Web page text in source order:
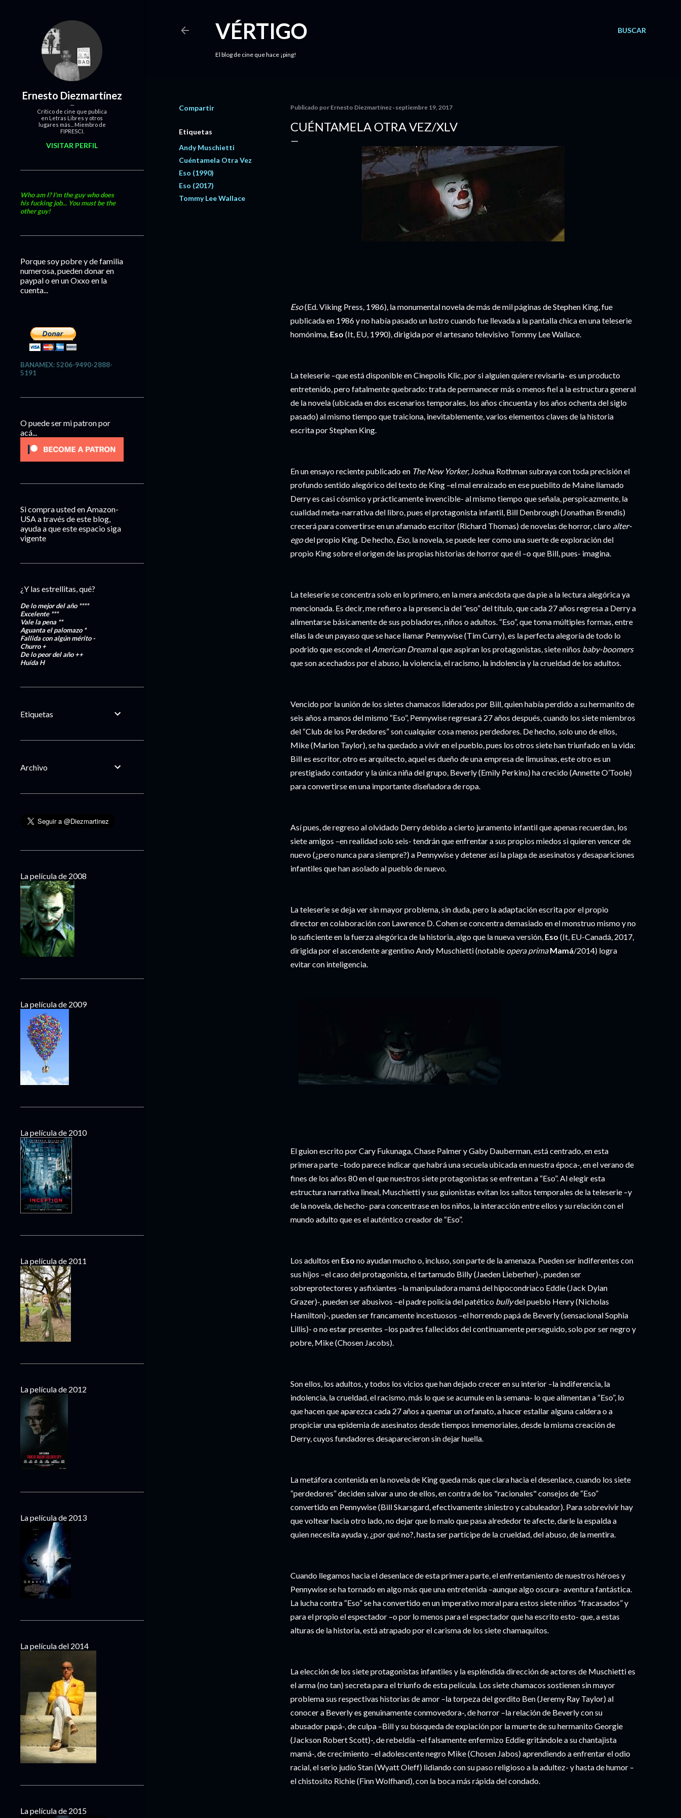
BUSCAR
VÉRTIGO
El blog de cine que hace ¡ping!
Compartir
Etiquetas
Andy Muschietti
Cuéntamela Otra Vez
Eso (1990)
Eso (2017)
Tommy Lee Wallace
Publicado por Ernesto Diezmartínez septiembre 19, 2017
CUÉNTAMELA OTRA VEZ/XLV
Eso(Ed. Viking Press, 1986), la monumental novela de más de mil páginas de Stephen King, fue
publicada en 1986 y no había pasado un lustro cuando fue llevada a la pantalla chica en una teleserie
homónima, Eso (It, EU, 1990), dirigida por el artesano televisivo Tommy Lee Wallace.
La teleserie –que está disponible en Cinepolis Klic, por si alguien quiere revisarla- es un producto
entretenido, pero fatalmente quebrado: trata de permanecer más o menos fiel a la estructura general
de la novela (ubicada en dos escenarios temporales, los años cincuenta y los años ochenta del siglo
pasado) al mismo tiempo que traiciona, inevitablemente, varios elementos claves de la historia
escrita por Stephen King.
En un ensayo reciente publicado en The New Yorker, Joshua Rothman subraya con toda precisión el
profundo sentido alegórico del texto de King –el mal enraizado en ese pueblito de Maine llamado
Derry es casi cósmico y prácticamente invencible- al mismo tiempo que señala, perspicazmente, la
cualidad meta-narrativa del libro, pues el protagonista infantil, Bill Denbrough (Jonathan Brendis)
crecerá para convertirse en un afamado escritor (Richard Thomas) de novelas de horror, claro alter-
egodel propio King. De hecho, Eso, la novela, se puede leer como una suerte de exploración del
propio King sobre el origen de las propias historias de horror que él –o que Bill, pues- imagina.
La teleserie se concentra solo en lo primero, en la mera anécdota que da pie a la lectura alegórica ya
mencionada. Es decir, me refiero a la presencia del “eso” del título, que cada 27 años regresa a Derry a
alimentarse básicamente de sus pobladores, niños o adultos. “Eso”, que toma múltiples formas, entre
ellas la de un payaso que se hace llamar Pennywise (Tim Curry), es la perfecta alegoría de todo lo
podrido que esconde el American Dreamal que aspiran los protagonistas, siete niños baby-boomers
que son acechados por el abuso, la violencia, el racismo, la indolencia y la crueldad de los adultos.
Vencido por la unión de los sietes chamacos liderados por Bill, quien había perdido a su hermanito de
seis años a manos del mismo “Eso”, Pennywise regresará 27 años después, cuando los siete miembros
del “Club de los Perdedores” son cualquier cosa menos perdedores. De hecho, solo uno de ellos,
Mike (Marlon Taylor), se ha quedado a vivir en el pueblo, pues los otros siete han triunfado en la vida:
Bill es escritor, otro es arquitecto, aquel es dueño de una empresa de limusinas, este otro es un
prestigiado contador y la única niña del grupo, Beverly (Emily Perkins) ha crecido (Annette O’Toole)
para convertirse en una importante diseñadora de ropa.
Así pues, de regreso al olvidado Derry debido a cierto juramento infantil que apenas recuerdan, los
siete amigos –en realidad solo seis- tendrán que enfrentar a sus propios miedos si quieren vencer de
nuevo (¿pero nunca para siempre?) a Pennywise y detener así la plaga de asesinatos y desapariciones
infantiles que han asolado al pueblo de nuevo.
La teleserie se deja ver sin mayor problema, sin duda, pero la adaptación escrita por el propio
director en colaboración con Lawrence D. Cohen se concentra demasiado en el monstruo mismo y no
lo suficiente en la fuerza alegórica de la historia, algo que la nueva versión, Eso (It, EU-Canadá, 2017,
dirigida por el ascendente argentino Andy Muschietti (notable opera prima Mamá/2014) logra
evitar con inteligencia.
El guion escrito por Cary Fukunaga, Chase Palmer y Gaby Dauberman, está centrado, en esta
primera parte –todo parece indicar que habrá una secuela ubicada en nuestra época-, en el verano de
fines de los años 80 en el que nuestros siete protagonistas se enfrentan a “Eso”. Al elegir esta
estructura narrativa lineal, Muschietti y sus guionistas evitan los saltos temporales de la teleserie –y
de la novela, de hecho- para concentrase en los niños, la interacción entre ellos y su relación con el
mundo adulto que es el auténtico creador de “Eso”.
Los adultos en Eso no ayudan mucho o, incluso, son parte de la amenaza. Pueden ser indiferentes con
sus hijos –el caso del protagonista, el tartamudo Billy (Jaeden Lieberher)-, pueden ser
sobreprotectores y asfixiantes –la manipuladora mamá del hipocondriaco Eddie (Jack Dylan
Grazer)-, pueden ser abusivos –el padre policía del patético bullydel pueblo Henry (Nicholas
Hamilton)-, pueden ser francamente incestuosos –el horrendo papá de Beverly (sensacional Sophia
Lillis)- o no estar presentes –los padres fallecidos del continuamente perseguido, solo por ser negro y
pobre, Mike (Chosen Jacobs).
Son ellos, los adultos, y todos los vicios que han dejado crecer en su interior –la indiferencia, la
indolencia, la crueldad, el racismo, más lo que se acumule en la semana- lo que alimentan a “Eso”, lo
que hacen que aparezca cada 27 años a quemar un orfanato, a hacer estallar alguna caldera o a
propiciar una epidemia de asesinatos desde tiempos inmemoriales, desde la misma creación de
Derry, cuyos fundadores desaparecieron sin dejar huella.
La metáfora contenida en la novela de King queda más que clara hacia el desenlace, cuando los siete
“perdedores” deciden salvar a uno de ellos, en contra de los "racionales" consejos de “Eso”
convertido en Pennywise (Bill Skarsgard, efectivamente siniestro y cabuleador). Para sobrevivir hay
que voltear hacia otro lado, no dejar que lo malo que pasa alrededor te afecte, darle la espalda a
quien necesita ayuda y, ¿por qué no?, hasta ser partícipe de la crueldad, del abuso, de la mentira.
Cuando llegamos hacia el desenlace de esta primera parte, el enfrentamiento de nuestros héroes y
Pennywise se ha tornado en algo más que una entretenida –aunque algo oscura- aventura fantástica.
La lucha contra “Eso” se ha convertido en un imperativo moral para estos siete niños “fracasados” y
para el propio el espectador –o por lo menos para el espectador que ha escrito esto- que, a estas
alturas de la historia, está atrapado por el carisma de los siete chamaquitos.
La elección de los siete protagonistas infantiles y la espléndida dirección de actores de Muschietti es
el arma (no tan) secreta para el triunfo de esta película. Los siete chamacos sostienen sin mayor
problema sus respectivas historias de amor –la torpeza del gordito Ben (Jeremy Ray Taylor) al
conocer a Beverly es genuinamente conmovedora-, de horror –la relación de Beverly con su
abusador papá-, de culpa –Bill y su búsqueda de expiación por la muerte de su hermanito Georgie
(Jackson Robert Scott)-, de rebeldía –el falsamente enfermizo Eddie gritándole a su chantajista
mamá-, de crecimiento –el adolescente negro Mike (Chosen Jabos) aprendiendo a enfrentar el odio
racial, el serio judío Stan (Wyatt Oleff) lidiando con su paso religioso a la adultez- y hasta de humor –
el chistosito Richie (Finn Wolfhand), con la boca más rápida del condado.
Ernesto Diezmartínez
Crítico de cine que publica
en Letras Libres y otros
lugares más... Miembro de
FIPRESCI.
VISITAR PERFIL
Who am I? I'm the guy who does
his fucking job... You must be the
other guy!
Porque soy pobre y de familia
numerosa, pueden donar en
paypal o en un Oxxo en la
cuenta...
BANAMEX: 5206-9490-2888-
5191
O puede ser mi patron por
acá...
Si compra usted en Amazon-
USA a través de este blog,
ayuda a que este espacio siga
vigente
¿Y las estrellitas, qué?
De lo mejor del año ****
Excelente***
Vale la pena **
Aguanta el palomazo *
Fallida con algún mérito-
Churro+
De lo peor del año++
HuídaH
Etiquetas
Archivo
La película de 2008
La película de 2009
La película de 2010
La película de 2011
La película de 2012
La película de 2013
La película del 2014
La película de 2015